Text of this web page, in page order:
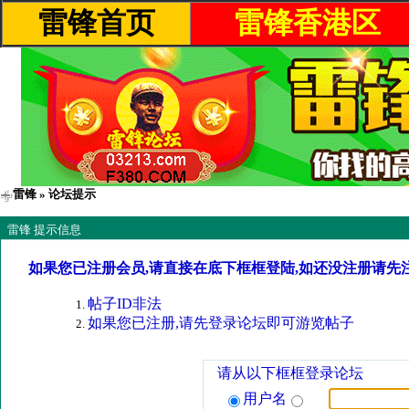
雷锋首页 雷锋香港区
雷锋 » 论坛提示
雷锋 提示信息
如果您已注册会员,请直接在底下框框登陆,如还没注册请先
帖子ID非法
如果您已注册,请先登录论坛即可游览帖子
请从以下框框登录论坛
用户名